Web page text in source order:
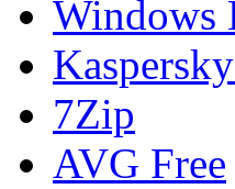
Windows
7Zip
AVG Free